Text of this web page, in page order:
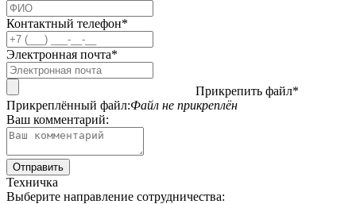
Контактный телефон*
Электронная почта*
Прикрепить файл*
Прикреплённый файл:Файл не прикреплён
Ваш комментарий:
Техничка
Выберите направление сотрудничества: